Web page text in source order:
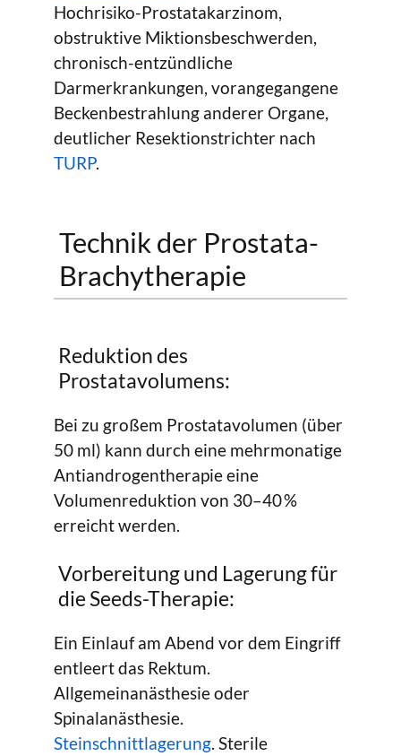
Hochrisiko-Prostatakarzinom,
obstruktive Miktionsbeschwerden,
chronisch-entzündliche
Darmerkrankungen, vorangegangene
Beckenbestrahlung anderer Organe,
deutlicher Resektionstrichter nach
TURP.
Technik der Prostata-
Brachytherapie
Reduktion des
Prostatavolumens:
Bei zu großem Prostatavolumen (über
50 ml) kann durch eine mehrmonatige
Antiandrogentherapie eine
Volumenreduktion von 30–40 %
erreicht werden.
Vorbereitung und Lagerung für
die Seeds-Therapie:
Ein Einlauf am Abend vor dem Eingriff
entleert das Rektum.
Allgemeinanästhesie oder
Spinalanästhesie.
Steinschnittlagerung. Sterile